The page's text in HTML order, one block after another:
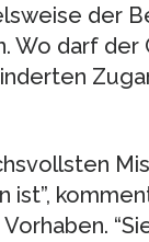
der
Wo darf der
ist”,